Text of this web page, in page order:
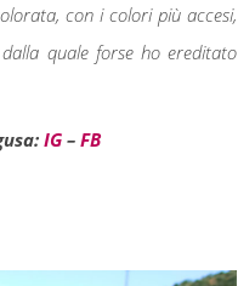
con i colori più accesi,
quale forse ho ereditato
IG –FB